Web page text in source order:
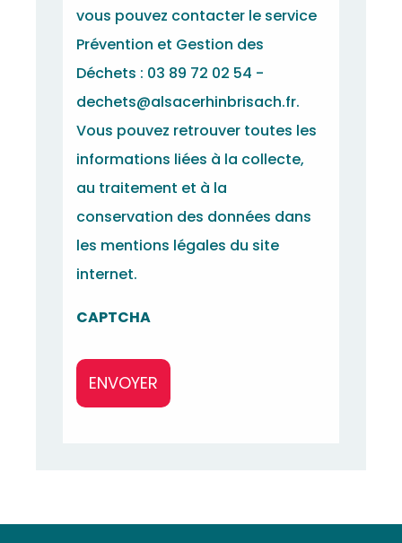
vous pouvez contacter le service
Prévention et Gestion des
Déchets : 03 89 72 02 54 -
dechets@alsacerhinbrisach.fr.
Vous pouvez retrouver toutes les
informations liées à la collecte,
au traitement et à la
conservation des données dans
les mentions légales du site
internet.
CAPTCHA